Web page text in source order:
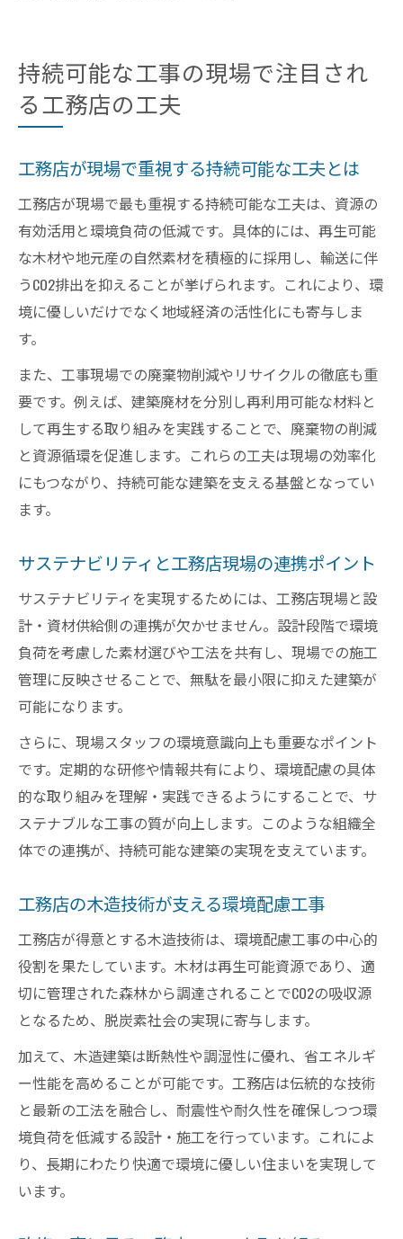
持続可能な工事の現場で注目され
る工務店の工夫
工務店が現場で重視する持続可能な工夫とは
工務店が現場で最も重視する持続可能な工夫は、資源の
有効活用と環境負荷の低減です。具体的には、再生可能
な木材や地元産の自然素材を積極的に採用し、輸送に伴
うCO2排出を抑えることが挙げられます。これにより、環
境に優しいだけでなく地域経済の活性化にも寄与しま
す。
また、工事現場での廃棄物削減やリサイクルの徹底も重
要です。例えば、建築廃材を分別し再利用可能な材料と
して再生する取り組みを実践することで、廃棄物の削減
と資源循環を促進します。これらの工夫は現場の効率化
にもつながり、持続可能な建築を支える基盤となってい
ます。
サステナビリティと工務店現場の連携ポイント
サステナビリティを実現するためには、工務店現場と設
計・資材供給側の連携が欠かせません。設計段階で環境
負荷を考慮した素材選びや工法を共有し、現場での施工
管理に反映させることで、無駄を最小限に抑えた建築が
可能になります。
さらに、現場スタッフの環境意識向上も重要なポイント
です。定期的な研修や情報共有により、環境配慮の具体
的な取り組みを理解・実践できるようにすることで、サ
ステナブルな工事の質が向上します。このような組織全
体での連携が、持続可能な建築の実現を支えています。
工務店の木造技術が支える環境配慮工事
工務店が得意とする木造技術は、環境配慮工事の中心的
役割を果たしています。木材は再生可能資源であり、適
切に管理された森林から調達されることでCO2の吸収源
となるため、脱炭素社会の実現に寄与します。
加えて、木造建築は断熱性や調湿性に優れ、省エネルギ
ー性能を高めることが可能です。工務店は伝統的な技術
と最新の工法を融合し、耐震性や耐久性を確保しつつ環
境負荷を低減する設計・施工を行っています。これによ
り、長期にわたり快適で環境に優しい住まいを実現して
います。